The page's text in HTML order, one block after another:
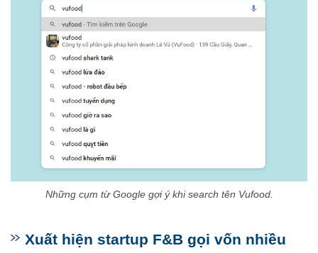
Những cụm từ Google gợi ý khi search tên Vufood.
Xuất hiện startup F&B gọi vốn nhiều